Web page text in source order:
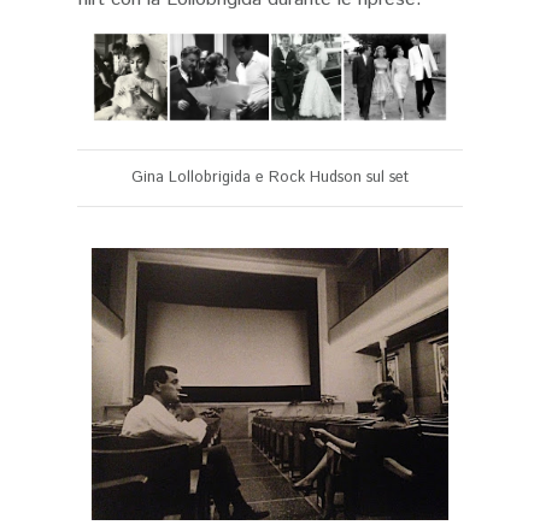
Gina Lollobrigida e Rock Hudson sul set